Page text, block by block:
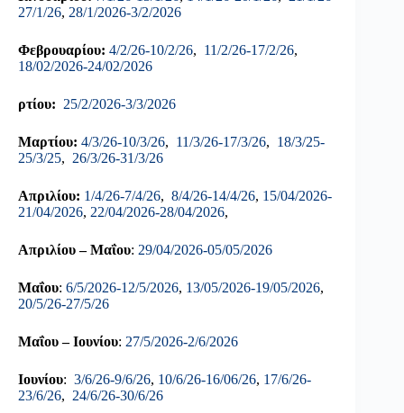
27/1/26, 28/1/2026-3/2/2026
Φεβρουαρίου: 4/2/26-10/2/26, 11/2/26-17/2/26,
18/02/2026-24/02/2026
ρτίου: 25/2/2026-3/3/2026
Μαρτίου: 4/3/26-10/3/26, 11/3/26-17/3/26, 18/3/25-
25/3/25, 26/3/26-31/3/26
Απριλίου: 1/4/26-7/4/26, 8/4/26-14/4/26, 15/04/2026-
21/04/2026, 22/04/2026-28/04/2026,
Απριλίου – Μαΐου: 29/04/2026-05/05/2026
Μαΐου: 6/5/2026-12/5/2026, 13/05/2026-19/05/2026,
20/5/26-27/5/26
Μαΐου – Ιουνίου: 27/5/2026-2/6/2026
Ιουνίου: 3/6/26-9/6/26, 10/6/26-16/06/26, 17/6/26-
23/6/26, 24/6/26-30/6/26